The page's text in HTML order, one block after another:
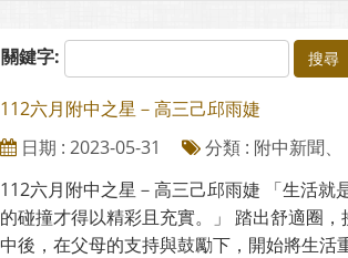
關鍵字: 搜尋
112六月附中之星－高三己邱雨婕
日期 : 2023-05-31
分類 : 附中新聞、
112六月附中之星－高三己邱雨婕 「生活就
的碰撞才得以精彩且充實。」 踏出舒適圈
中後，在父母的支持與鼓勵下，開始將生活